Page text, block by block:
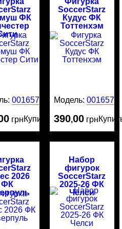
ФК
0016577
грнКупить
SoccerStarz
Кудус ФК
Тоттенхэм
Модель: 0016576
390,00 грн
2026
ФК
Набор
фигурок
SoccerStarz
2025-26 ФК
Челси